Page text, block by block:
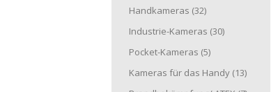
Handkameras (32)
Industrie-Kameras (30)
Pocket-Kameras (5)
Kameras für das Handy (13)